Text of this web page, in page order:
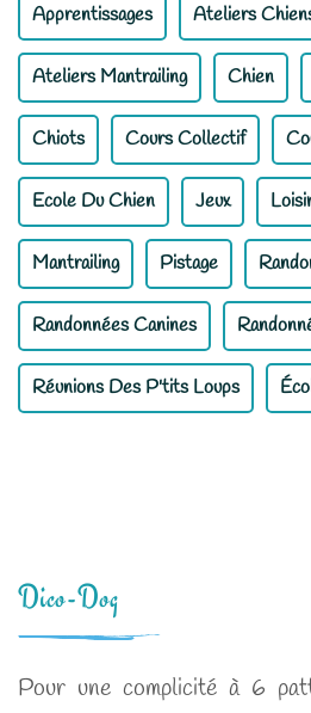
Apprentissages Ateliers
Ateliers Mantrailing Chien
Chiots Cours Collectif
Ecole Du Chien Jeux
Mantrailing Pistage
Randonnées Canines
Réunions Des P'tits Loups
Dico-Dog
Pour une complicité à 6